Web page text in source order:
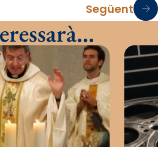
Següent